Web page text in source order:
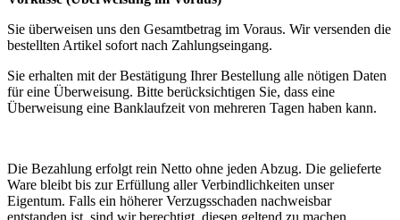
Sie überweisen uns den Gesamtbetrag im Voraus. Wir versenden die
bestellten Artikel sofort nach Zahlungseingang.
Sie erhalten mit der Bestätigung Ihrer Bestellung alle nötigen Daten
für eine Überweisung. Bitte berücksichtigen Sie, dass eine
Überweisung eine Banklaufzeit von mehreren Tagen haben kann.
Die Bezahlung erfolgt rein Netto ohne jeden Abzug. Die gelieferte
Ware bleibt bis zur Erfüllung aller Verbindlichkeiten unser
Eigentum. Falls ein höherer Verzugsschaden nachweisbar
entstanden ist, sind wir berechtigt, diesen geltend zu machen.